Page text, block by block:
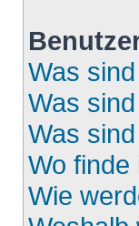
Was
Was
Was
Wo finde
Wie